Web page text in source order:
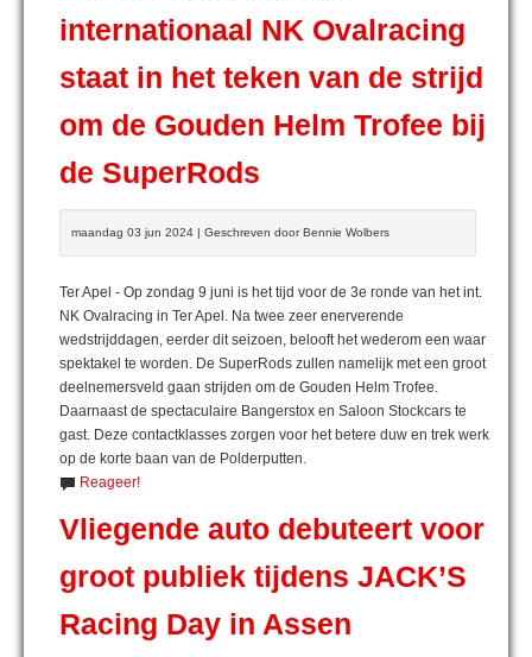
internationaal NK Ovalracing
staat in het teken van de strijd
om de Gouden Helm Trofee bij
de SuperRods
maandag 03 jun 2024 | Geschreven door Bennie Wolbers
Ter Apel - Op zondag 9 juni is het tijd voor de 3e ronde van het int.
NK Ovalracing in Ter Apel. Na twee zeer enerverende
wedstrijddagen, eerder dit seizoen, belooft het wederom een waar
spektakel te worden. De SuperRods zullen namelijk met een groot
deelnemersveld gaan strijden om de Gouden Helm Trofee.
Daarnaast de spectaculaire Bangerstox en Saloon Stockcars te
gast. Deze contactklasses zorgen voor het betere duw en trek werk
op de korte baan van de Polderputten.
Reageer!
Vliegende auto debuteert voor
groot publiek tijdens JACK’S
Racing Day in Assen